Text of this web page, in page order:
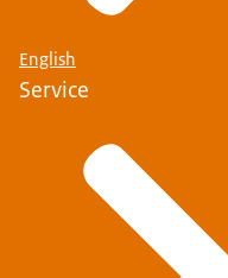
English
Service